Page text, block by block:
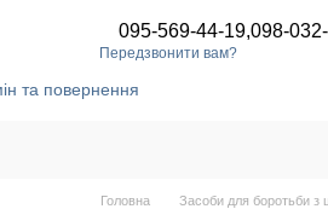
095-569-44-19,098-
Передзвонити вам?
та повернення
Головна Засоби для боротьби з